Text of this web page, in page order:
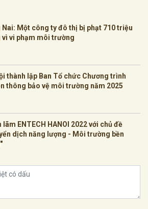
Nai: Một công ty đô thị bị phạt 710 triệu
vì vi phạm môi trường
thành lập Ban Tổ chức Chương trình
thông bảo vệ môi trường năm 2025
lãm ENTECH HANOI 2022 với chủ đề
dịch năng lượng - Môi trường bền